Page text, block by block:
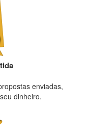
enviadas,
dinheiro.